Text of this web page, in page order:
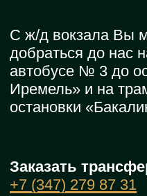
Отдел
Директор по
маркетингу
Никифорова
Зинуровна
Служба
размещения